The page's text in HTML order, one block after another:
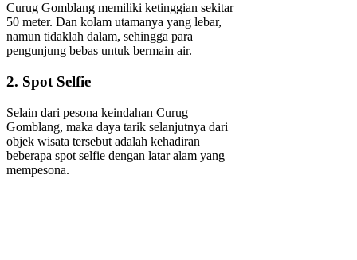
Curug Gomblang memiliki ketinggian sekitar
50 meter. Dan kolam utamanya yang lebar,
namun tidaklah dalam, sehingga para
pengunjung bebas untuk bermain air.
2. Spot Selfie
Selain dari pesona keindahan Curug
Gomblang, maka daya tarik selanjutnya dari
objek wisata tersebut adalah kehadiran
beberapa spot selfie dengan latar alam yang
mempesona.